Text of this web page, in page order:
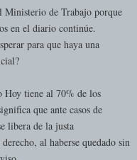
Ministerio de Trabajo porque
en el diario continúe.
para que haya una
Hoy tiene al 70% de los
que ante casos de
libera de la justa
al haberse quedado sin